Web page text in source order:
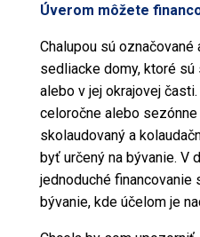
Úverom môžete
Chalupou sú
sedliacke domy, ktoré
alebo v jej okrajovej
celoročne alebo
skolaudovaný a
byť určený na bývanie. V
jednoduché financovanie
bývanie, kde účelom je